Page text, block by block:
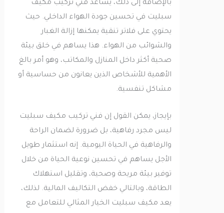
بالإضافة إلى ذلك، يساعد فني تركيب مكيف
سبليت في تحسين جودة الهواء الداخلي. حيث
يحتوي على فلاتر تنقية يمكنها إزالة الغبار
والشوائب من الهواء. هذا يساهم في خلق بيئة
صحية أكثر داخل المنازل والمكاتب، وهو أمر بالغ
الأهمية للأشخاص الذين يعانون من حساسية أو
مشاكل تنفسية.
بإيجاز، يمكن القول إن فني تركيب مكيف سبليت
ليس مجرد رفاهية، بل ضرورة لضمان الراحة
والرفاهية في الحياة اليومية. إنه استثمار طويل
الأجل يساهم في تحسين نوعية الحياة من خلال
توفير بيئة مريحة وصحية، وتقليل استهلاك
الطاقة، وبالتالي خفض التكاليف المالية. لذلك،
يعد مكيف سبليت الخيار المثالي للتعامل مع